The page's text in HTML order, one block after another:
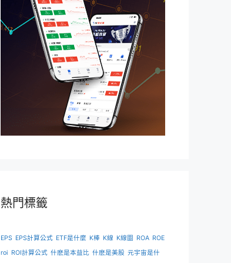
熱門標籤
EPS EPS計算公式 ETF是什麼 K棒 K線 K線圖 ROA ROE
roi ROI計算公式 什麽是本益比 什麽是美股 元宇宙是什